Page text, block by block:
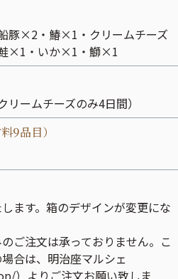
豚×2・鰆×1・クリームチーズ
×1・いか×1・鰤×1
ームチーズのみ4日間）
9品目）
ます。箱のデザインが変更にな
ご注文は承っておりません。こ
合は、明治座マルシェ
）よりご注文お願い致しま